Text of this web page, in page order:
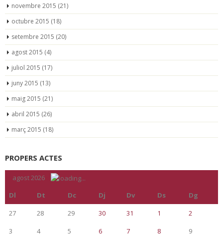
novembre 2015 (21)
octubre 2015 (18)
setembre 2015 (20)
agost 2015 (4)
juliol 2015 (17)
juny 2015 (13)
maig 2015 (21)
abril 2015 (26)
març 2015 (18)
PROPERS ACTES
agost 2026
Dl
Dt Dc Dj Dv Ds
Dg
27
28 29 30 31 1
2
3
4 5 6 7 8
9